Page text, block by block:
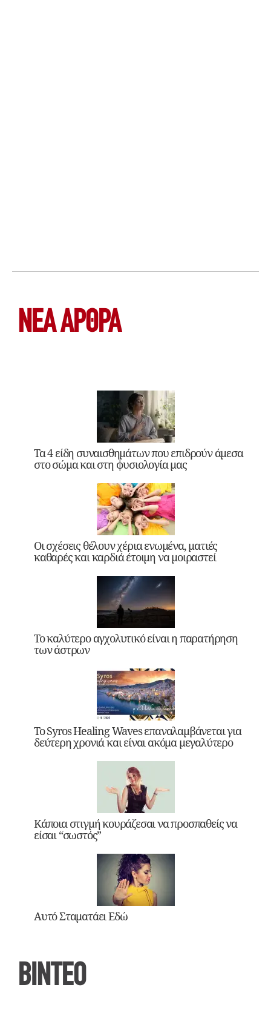
ΝΕΑ ΆΡΘΡΑ
Τα 4 είδη συναισθημάτων που επιδρούν άμεσα
στο σώμα και στη φυσιολογία μας
Οι σχέσεις θέλουν χέρια ενωμένα, ματιές
καθαρές και καρδιά έτοιμη να μοιραστεί
Το καλύτερο αγχολυτικό είναι η παρατήρηση
των άστρων
Το Syros Healing Waves επαναλαμβάνεται για
δεύτερη χρονιά και είναι ακόμα μεγαλύτερο
Κάποια στιγμή κουράζεσαι να προσπαθείς να
είσαι “σωστός”
Αυτό Σταματάει Εδώ
ΒΙΝΤΕΟ